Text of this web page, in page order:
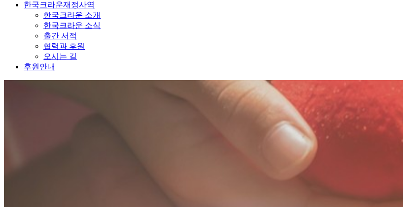
한국크라운재정사역
한국크라운 소개
한국크라운 소식
출간 서적
협력과 후원
오시는 길
후원안내